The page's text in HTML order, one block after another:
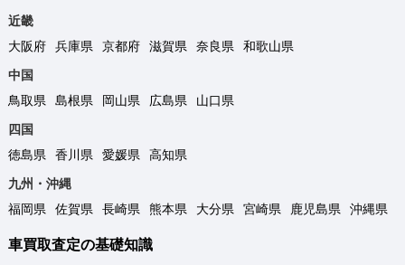
近畿
大阪府
兵庫県 京都府 滋賀県 奈良県
和歌山県
中国
鳥取県
島根県 岡山県 広島県
山口県
四国
徳島県
香川県 愛媛県
高知県
九州・沖縄
福岡県
佐賀県 長崎県 熊本県 大分県 宮崎県 鹿児島県 沖縄県
車買取査定の基礎知識